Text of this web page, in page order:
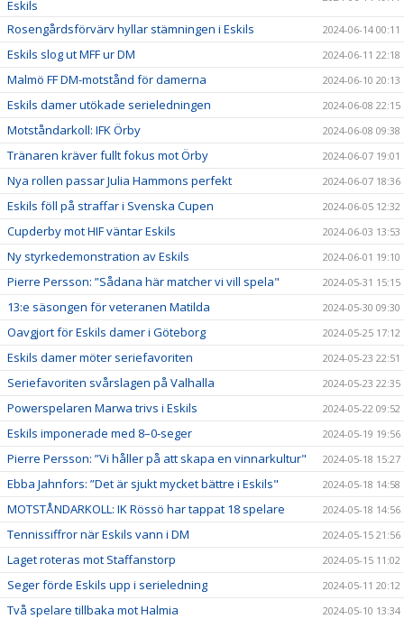
Eskils
Rosengårdsförvärv hyllar stämningen i Eskils 2024-06-14 00:11
Eskils slog ut MFF ur DM 2024-06-11 22:18
Malmö FF DM-motstånd för damerna 2024-06-10 20:13
Eskils damer utökade serieledningen 2024-06-08 22:15
Motståndarkoll: IFK Örby 2024-06-08 09:38
Tränaren kräver fullt fokus mot Örby 2024-06-07 19:01
Nya rollen passar Julia Hammons perfekt 2024-06-07 18:36
Eskils föll på straffar i Svenska Cupen 2024-06-05 12:32
Cupderby mot HIF väntar Eskils 2024-06-03 13:53
Ny styrkedemonstration av Eskils 2024-06-01 19:10
Pierre Persson: ”Sådana här matcher vi vill spela" 2024-05-31 15:15
13:e säsongen för veteranen Matilda 2024-05-30 09:30
Oavgjort för Eskils damer i Göteborg 2024-05-25 17:12
Eskils damer möter seriefavoriten 2024-05-23 22:51
Seriefavoriten svårslagen på Valhalla 2024-05-23 22:35
Powerspelaren Marwa trivs i Eskils 2024-05-22 09:52
Eskils imponerade med 8–0-seger 2024-05-19 19:56
Pierre Persson: ”Vi håller på att skapa en vinnarkultur" 2024-05-18 15:27
Ebba Jahnfors: ”Det är sjukt mycket bättre i Eskils" 2024-05-18 14:58
MOTSTÅNDARKOLL: IK Rössö har tappat 18 spelare 2024-05-18 14:56
Tennissiffror när Eskils vann i DM 2024-05-15 21:56
Laget roteras mot Staffanstorp 2024-05-15 11:02
Seger förde Eskils upp i serieledning 2024-05-11 20:12
Två spelare tillbaka mot Halmia 2024-05-10 13:34